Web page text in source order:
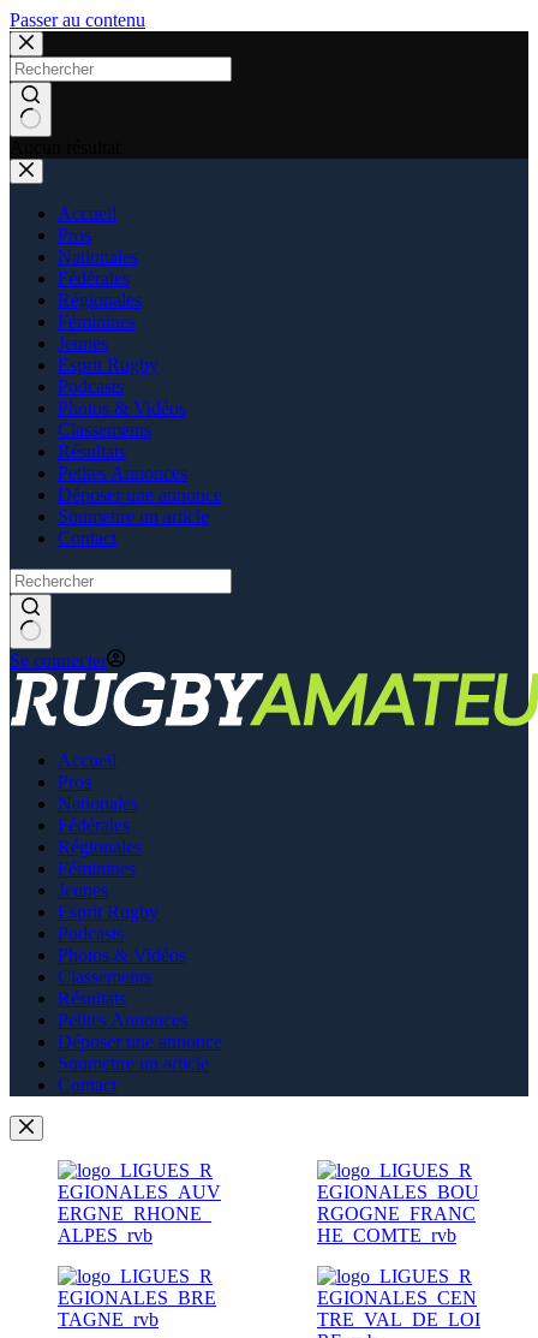
Passer au contenu
Accueil
Pros
Nationales
Fédérales
Régionales
Féminines
Jeunes
Esprit Rugby
Podcasts
Photos & Vidéos
Classements
Résultats
Petites Annonces
Déposer une annonce
Soumettre un article
Contact
Se connecter
Accueil
Pros
Nationales
Fédérales
Régionales
Féminines
Jeunes
Esprit Rugby
Podcasts
Photos & Vidéos
Classements
Résultats
Petites Annonces
Déposer une annonce
Soumettre un article
Contact